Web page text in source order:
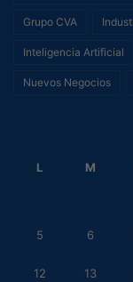
Grupo CVA
Inteligencia Artificial
Nuevos Negocios
L M
5 6
12 13